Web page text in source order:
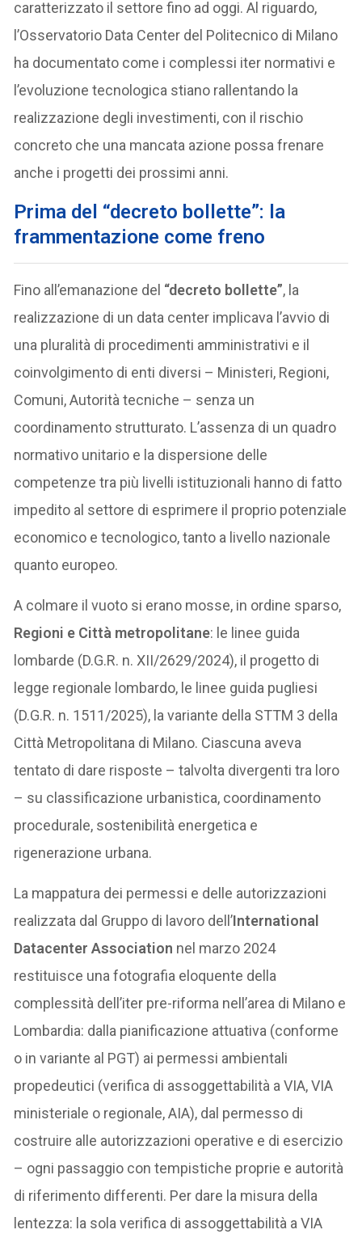
caratterizzato il settore fino ad oggi. Al riguardo,
l’Osservatorio Data Center del Politecnico di Milano
ha documentato come i complessi iter normativi e
l’evoluzione tecnologica stiano rallentando la
realizzazione degli investimenti, con il rischio
concreto che una mancata azione possa frenare
anche i progetti dei prossimi anni.
Prima del “decreto bollette”: la
frammentazione come freno
Fino all’emanazione del “decreto bollette”, la
realizzazione di un data center implicava l’avvio di
una pluralità di procedimenti amministrativi e il
coinvolgimento di enti diversi – Ministeri, Regioni,
Comuni, Autorità tecniche – senza un
coordinamento strutturato. L’assenza di un quadro
normativo unitario e la dispersione delle
competenze tra più livelli istituzionali hanno di fatto
impedito al settore di esprimere il proprio potenziale
economico e tecnologico, tanto a livello nazionale
quanto europeo.
A colmare il vuoto si erano mosse, in ordine sparso,
Regioni e Città metropolitane: le linee guida
lombarde (D.G.R. n. XII/2629/2024), il progetto di
legge regionale lombardo, le linee guida pugliesi
(D.G.R. n. 1511/2025), la variante della STTM 3 della
Città Metropolitana di Milano. Ciascuna aveva
tentato di dare risposte – talvolta divergenti tra loro
– su classificazione urbanistica, coordinamento
procedurale, sostenibilità energetica e
rigenerazione urbana.
La mappatura dei permessi e delle autorizzazioni
realizzata dal Gruppo di lavoro dell’International
Datacenter Association nel marzo 2024
restituisce una fotografia eloquente della
complessità dell’iter pre-riforma nell’area di Milano e
Lombardia: dalla pianificazione attuativa (conforme
o in variante al PGT) ai permessi ambientali
propedeutici (verifica di assoggettabilità a VIA, VIA
ministeriale o regionale, AIA), dal permesso di
costruire alle autorizzazioni operative e di esercizio
– ogni passaggio con tempistiche proprie e autorità
di riferimento differenti. Per dare la misura della
lentezza: la sola verifica di assoggettabilità a VIA